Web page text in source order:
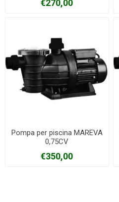
€270,00
Pompa per piscina MAREVA
0,75CV
€350,00